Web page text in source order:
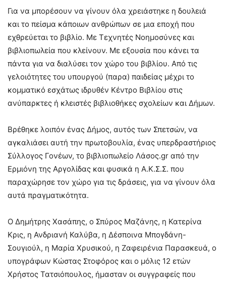
Για να μπορέσουν να γίνουν όλα χρειάστηκε η δουλειά
και το πείσμα κάποιων ανθρώπων σε μια εποχή που
εχθρεύεται το βιβλίο. Με Τεχνητές Νοημοσύνες και
βιβλιοπωλεία που κλείνουν. Με εξουσία που κάνει τα
πάντα για να διαλύσει τον χώρο του βιβλίου. Από τις
γελοιότητες του υπουργού (παρα) παιδείας μέχρι το
κομματικό εσχάτως ιδρυθέν Κέντρο Βιβλίου στις
ανύπαρκτες ή κλειστές βιβλιοθήκες σχολείων και Δήμων.
Βρέθηκε λοιπόν ένας Δήμος, αυτός των Σπετσών, να
αγκαλιάσει αυτή την πρωτοβουλία, ένας υπερδραστήριος
Σύλλογος Γονέων, το βιβλιοπωλείο Λάσος.gr από την
Ερμιόνη της Αργολίδας και φυσικά η Α.Κ.Σ.Σ. που
παραχώρησε τον χώρο για τις δράσεις, για να γίνουν όλα
αυτά πραγματικότητα.
Ο Δημήτρης Χασάπης, ο Σπύρος Μαζάνης, η Κατερίνα
Κρις, η Ανδριανή Καλύβα, η Δέσποινα Μπογδάνη-
Σουγιούλ, η Μαρία Χρυσικού, η Ζαφειρένια Παρασκευά, ο
υπογράφων Κώστας Στοφόρος και ο μόλις 12 ετών
Χρήστος Τατσιόπουλος, ήμασταν οι συγγραφείς που